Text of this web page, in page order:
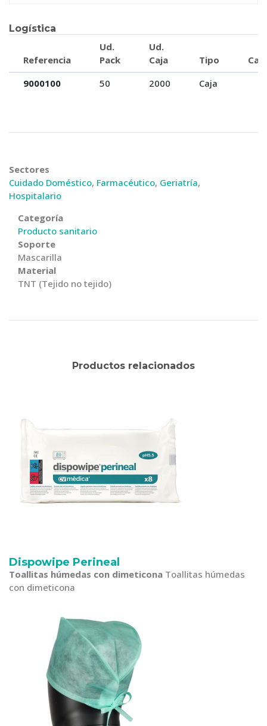
Logística
Referencia
Ud.
Pack
Ud.
Caja
Tipo
9000100
50 2000 Caja
Sectores
Cuidado Doméstico, Farmacéutico, Geriatría,
Hospitalario
Categoría
Producto sanitario
Soporte
Mascarilla
Material
TNT (Tejido no tejido)
Productos relacionados
Dispowipe Perineal
Toallitas húmedas con dimeticona Toallitas húmedas
con dimeticona